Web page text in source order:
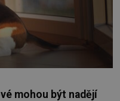
mohou být nadějí